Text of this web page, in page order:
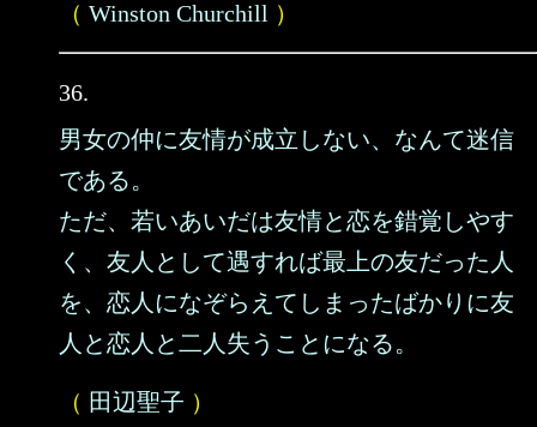
（ Winston Churchill ）
36.
男女の仲に友情が成立しない、なんて迷信
である。
ただ、若いあいだは友情と恋を錯覚しやす
く、友人として遇すれば最上の友だった人
を、恋人になぞらえてしまったばかりに友
人と恋人と二人失うことになる。
（ 田辺聖子 ）